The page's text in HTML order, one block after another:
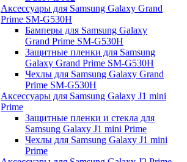
Аксессуары для Samsung Galaxy Grand
Prime SM-G530H
Бамперы для Samsung Galaxy
Grand Prime SM-G530H
Защитные пленки для Samsung
Galaxy Grand Prime SM-G530H
Чехлы для Samsung Galaxy Grand
Prime SM-G530H
Аксессуары для Samsung Galaxy J1 mini
Prime
Защитные пленки и стекла для
Samsung Galaxy J1 mini Prime
Чехлы для Samsung Galaxy J1 mini
Prime